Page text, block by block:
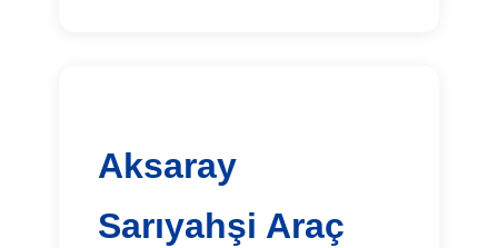
Aksaray
Sarıyahşi Araç